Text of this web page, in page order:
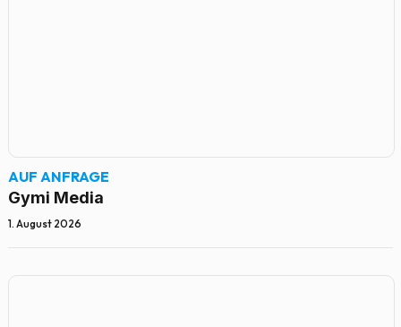
AUF ANFRAGE
Gymi Media
1. August 2026